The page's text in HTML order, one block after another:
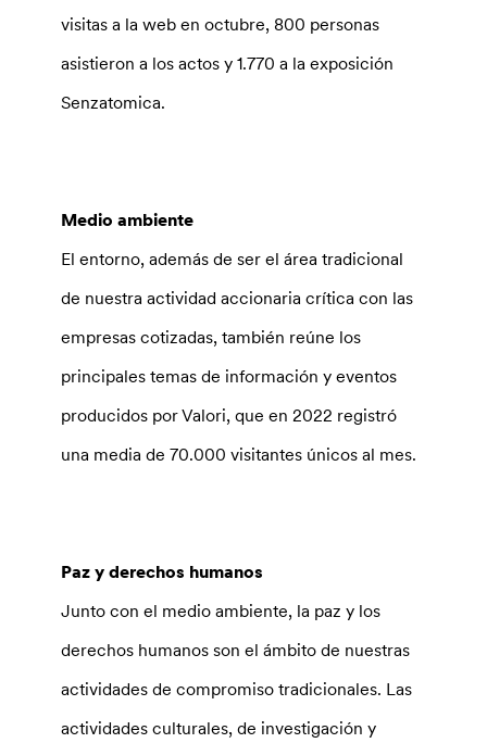
visitas a la web en octubre, 800 personas
asistieron a los actos y 1.770 a la exposición
Senzatomica.
Medio ambiente
El entorno, además de ser el área tradicional
de nuestra actividad accionaria crítica con las
empresas cotizadas, también reúne los
principales temas de información y eventos
producidos por Valori, que en 2022 registró
una media de 70.000 visitantes únicos al mes.
Paz y derechos humanos
Junto con el medio ambiente, la paz y los
derechos humanos son el ámbito de nuestras
actividades de compromiso tradicionales. Las
actividades culturales, de investigación y